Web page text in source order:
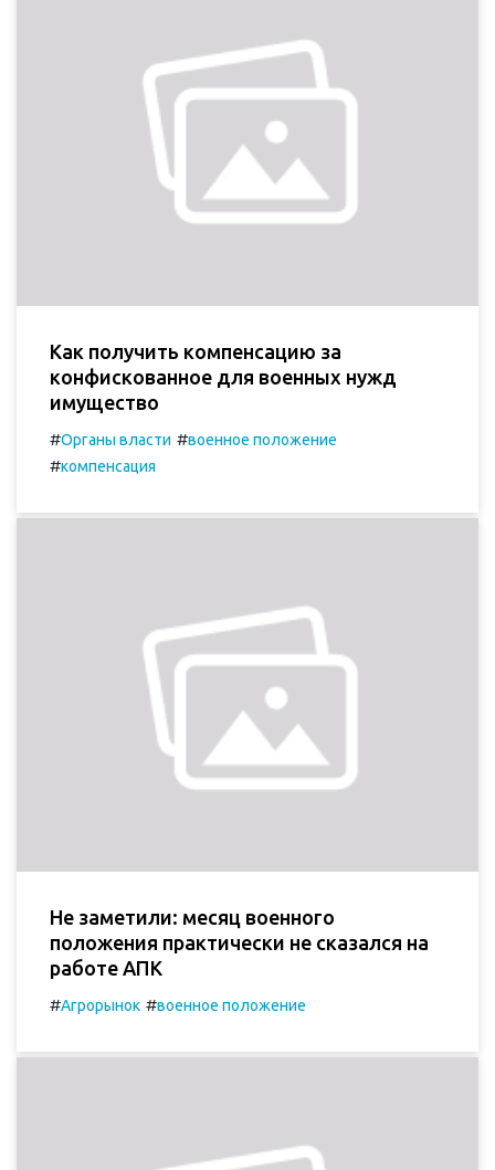
Как получить компенсацию за
конфискованное для военных нужд
имущество
#Органы власти #военное положение
#компенсация
Не заметили: месяц военного
положения практически не сказался на
работе АПК
#Агрорынок #военное положение